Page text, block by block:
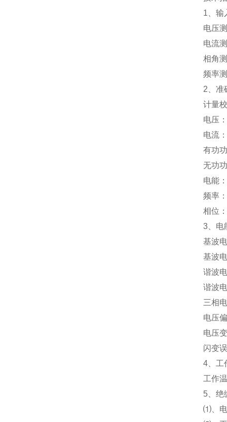
1、输
电压
电流
相角
频率
2、准
计量
电压
电流
有功
无功
电能
频率
相位
3、电
基波
基波
谐波
谐波
三相
电压
电压
闪变
4、工
工作
5、绝
⑴、电